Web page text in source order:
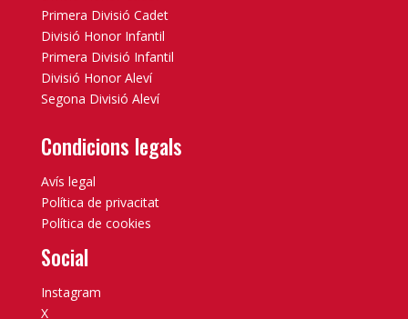
Primera Divisió Cadet
Divisió Honor Infantil
Primera Divisió Infantil
Divisió Honor Aleví
Segona Divisió Aleví
Condicions legals
Avís legal
Política de privacitat
Política de cookies
Social
Instagram
X